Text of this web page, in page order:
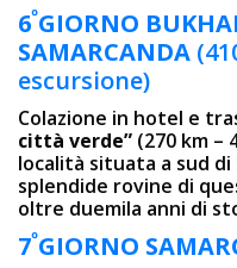
6ºGIORNO
SAMARCANDA
escursione)
Colazione in hotel e
città verde” (270 km –
località situata a sud di
splendide rovine di
oltre duemila anni di
7ºGIORNO